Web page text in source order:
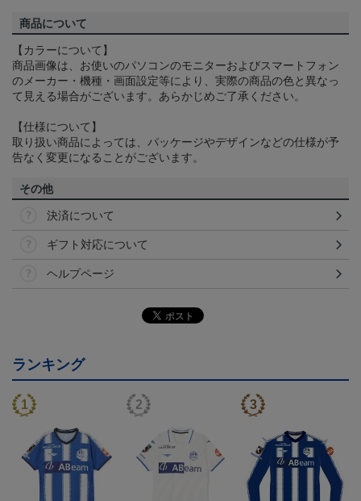
商品について
【カラーについて】
商品画像は、お使いのパソコンのモニターおよびスマートフォン
のメーカー・機種・画面設定等により、実際の商品の色と異なっ
て見える場合がございます。あらかじめご了承ください。
【仕様について】
取り扱い商品によっては、パッケージやデザインなどの仕様が予
告なく変更になることがございます。
その他
決済について
ギフト対応について
ヘルプページ
ランキング